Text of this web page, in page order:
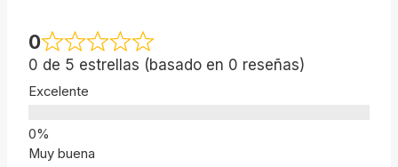
0
0 de 5 estrellas (basado en 0 reseñas)
Excelente
Muy buena